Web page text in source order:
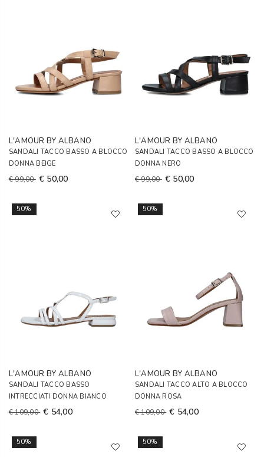
L'AMOUR BY ALBANO
SANDALI TACCO BASSO A BLOCCO
DONNA BEIGE
€ 99,00 € 50,00
L'AMOUR BY ALBANO
SANDALI TACCO BASSO A BLOCCO
DONNA NERO
€ 99,00 € 50,00
50%
L'AMOUR BY ALBANO
SANDALI TACCO BASSO
INTRECCIATI DONNA BIANCO
€ 109,00 € 54,00
50%
L'AMOUR BY ALBANO
SANDALI TACCO ALTO A BLOCCO
DONNA ROSA
€ 109,00 € 54,00
50% 50%